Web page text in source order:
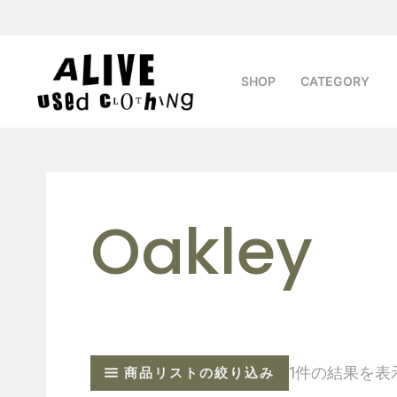
SHOP CATEGORY
Oakley
商品リストの絞り込み 1件の結果を表